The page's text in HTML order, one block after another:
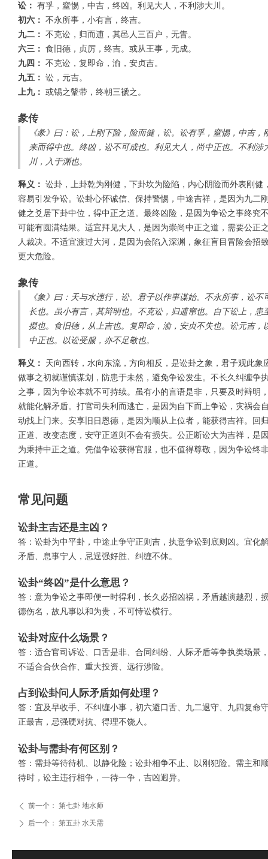
ꄴ 前一个： 第七卦 地水师
ꄲ 后一个： 第五卦 水天需
讼： 有孚，窒惕，中吉，终凶。利见大人，不利涉大川。
初六： 不永所事，小有言，终吉。
九二： 不克讼，归而逋，其邑人三百户，无眚。
六三： 食旧德，贞厉，终吉。或从王事，无成。
九四： 不克讼，复即命，渝，安贞吉。
九五： 讼，元吉。
上九： 或锡之鞶带，终朝三褫之。
彖传
《彖》曰：讼，上刚下险，险而健，讼。讼有孚，窒惕，中吉，
来而得中也。终凶，讼不可成也。利见大人，尚中正也。不利涉
川，入于渊也。
释义： 讼卦，上卦乾为刚健，下卦坎为险陷，内心阴险而外表刚健
容易引发争讼。讼卦心怀诚信、保持警惕，中途吉祥，是因为九二
健之爻居下卦中位，得中正之道。最终凶险，是因为争讼之事终究
可能有圆满结果。适宜拜见大人，是因为崇尚中正之道，需要公正
人裁决。不适宜渡过大河，是因为会陷入深渊，象征盲目冒险会招
更大危险。
象传
《象》曰：天与水违行，讼。君子以作事谋始。不永所事，讼不
长也。虽小有言，其辩明也。不克讼，归逋窜也。自下讼上，患
掇也。食旧德，从上吉也。复即命，渝，安贞不失也。讼元吉，
中正也。以讼受服，亦不足敬也。
释义：
天向西转，水向东流，方向相反，是讼卦之象，君子观此象
做事之初就谨慎谋划，防患于未然，避免争讼发生。不长久纠缠争
之事，因为争讼本就不可持续。虽有小的言语是非，只要及时辩明
就能化解矛盾。打官司失利而逃亡，是因为自下而上争讼，灾祸会
动找上门来。安享旧日恩德，是因为顺从上位者，能获得吉祥。回
正道、改变态度，安守正道则不会有损失。公正断讼大为吉祥，是
为秉持中正之道。凭借争讼获得官服，也不值得尊敬，因为争讼终
正道。
常见问题
讼卦主吉还是主凶？
答：讼卦为中平卦，中途止争守正则吉，执意争讼到底则凶。宜化
矛盾、息事宁人，忌逞强好胜、纠缠不休。
讼卦“终凶”是什么意思？
答：意为争讼之事即便一时得利，长久必招凶祸，矛盾越演越烈，
德伤名，故凡事以和为贵，不可恃讼横行。
讼卦对应什么场景？
答：适合官司诉讼、口舌是非、合同纠纷、人际矛盾等争执类场景
不适合合伙合作、重大投资、远行涉险。
占到讼卦问人际矛盾如何处理？
答：宜及早收手、不纠缠小事，初六避口舌、九二退守、九四复命
正最吉，忌强硬对抗、得理不饶人。
讼卦与需卦有何区别？
答：需卦等待待机、以静化险；讼卦相争不止、以刚犯险。需主和
待时，讼主违行相争，一待一争，吉凶迥异。